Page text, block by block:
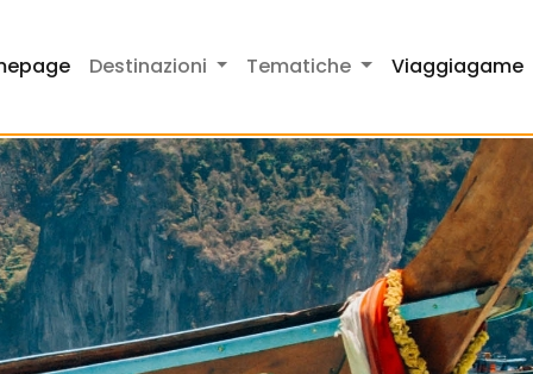
Destinazioni Tematiche Viaggiagame